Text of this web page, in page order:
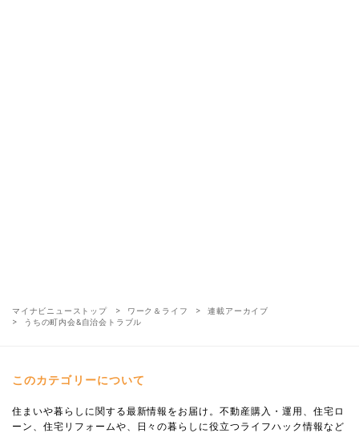
マイナビニューストップ ワーク＆ライフ
連載アーカイブ
うちの町内会&自治会トラブル
このカテゴリーについて
住まいや暮らしに関する最新情報をお届け。不動産購入・運用、住宅ロ
ーン、住宅リフォームや、日々の暮らしに役立つライフハック情報など